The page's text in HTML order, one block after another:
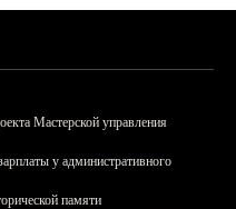
Мастерской управления
у административного
памяти